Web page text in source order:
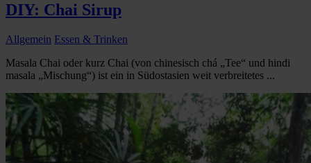
DIY: Chai Sirup
Allgemein Essen & Trinken
Masala Chai oder kurz Chai (von chinesisch chá „Tee“ und hindi
masala „Mischung“) ist ein in Südostasien weit verbreitetes ...